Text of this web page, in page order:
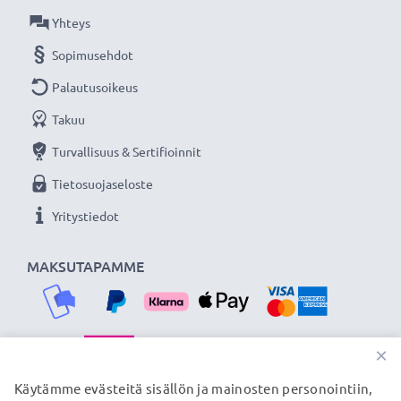
verkkokauppa, joka tarjoaa laadukkaita tuotteita, ja
siksi tarjoamme 36 kuukauden takuun!
MAKSUTAPAMME
Yhteys
Sopimusehdot
Palautusoikeus
Takuu
Turvallisuus & Sertifioinnit
Tietosuojaseloste
Yritystiedot
TOIMITUSKUMPPANIMME
×
Käytämme evästeitä sisällön ja mainosten personointiin,